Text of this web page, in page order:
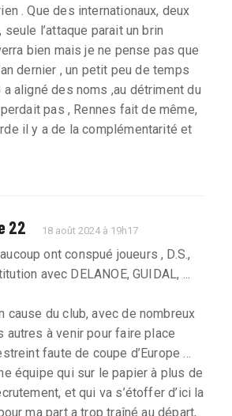
. Que des internationaux, deux
l’attaque parait un brin
bien mais je ne pense pas que
dernier , un petit peu de temps
a aligné des noms ,au détriment du
pas , Rennes fait de même,
il y a de la complémentarité et
22 18 août 2024 à 19h17
ont conspué joueurs , D.S.,
avec DELANOE, GUIDAL, ...
cause du club, avec de nombreux
autres à venir pour faire place
faute de coupe d’Europe ...
équipe qui sur le papier à plus de
et qui va s’étoffer d’ici la
ma part a trop traîné au départ,